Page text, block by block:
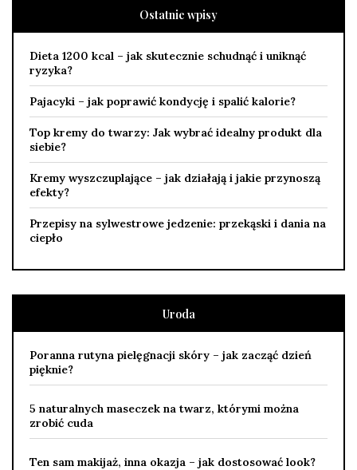
Ostatnie wpisy
Dieta 1200 kcal – jak skutecznie schudnąć i uniknąć
ryzyka?
Pajacyki – jak poprawić kondycję i spalić kalorie?
Top kremy do twarzy: Jak wybrać idealny produkt dla
siebie?
Kremy wyszczuplające – jak działają i jakie przynoszą
efekty?
Przepisy na sylwestrowe jedzenie: przekąski i dania na
ciepło
Uroda
Poranna rutyna pielęgnacji skóry – jak zacząć dzień
pięknie?
5 naturalnych maseczek na twarz, którymi można
zrobić cuda
Ten sam makijaż, inna okazja – jak dostosować look?